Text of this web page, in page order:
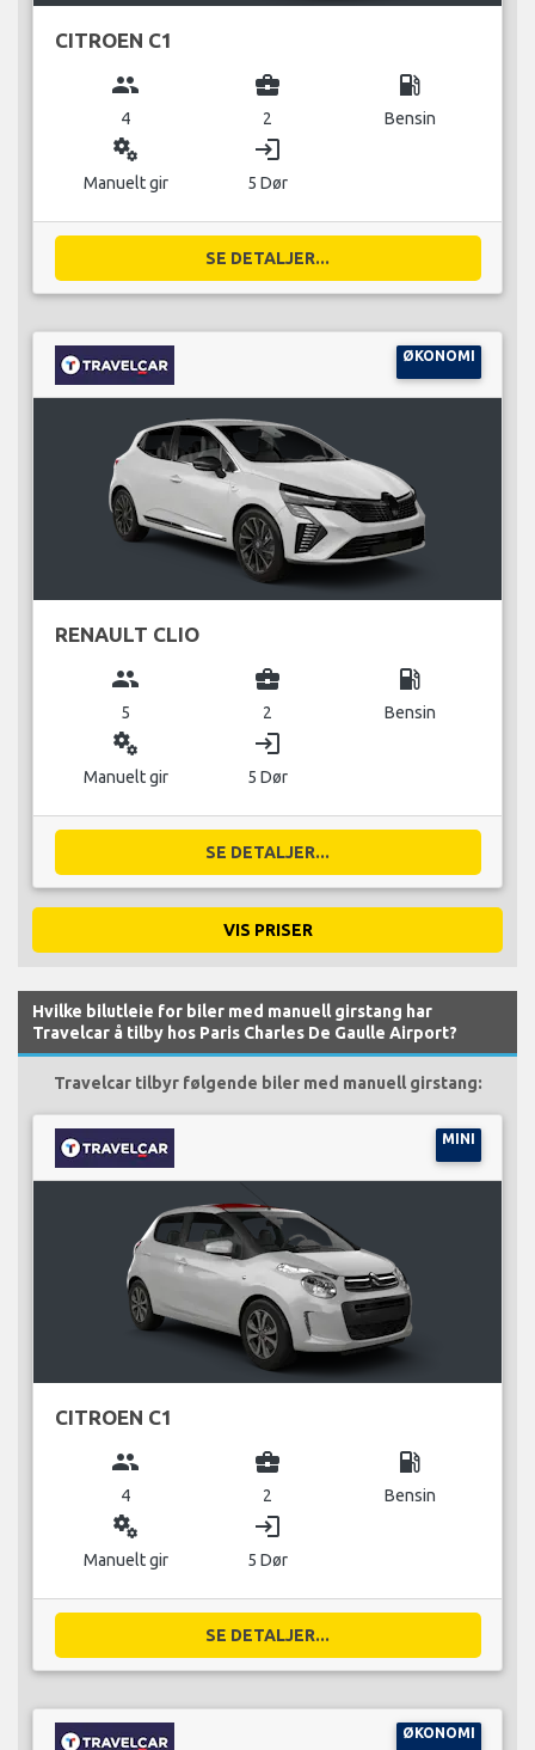
CITROEN C1
group
4
business_center
2
local_gas_station
Bensin
miscellaneous_services
Manuelt gir
login
5 Dør
SE DETALJER...
ØKONOMI
RENAULT CLIO
group
5
business_center
2
local_gas_station
Bensin
miscellaneous_services
Manuelt gir
login
5 Dør
SE DETALJER...
VIS PRISER
Hvilke bilutleie for biler med manuell girstang har
Travelcar å tilby hos Paris Charles De Gaulle Airport?
Travelcar tilbyr følgende biler med manuell girstang:
MINI
CITROEN C1
group
4
business_center
2
local_gas_station
Bensin
miscellaneous_services
Manuelt gir
login
5 Dør
SE DETALJER...
ØKONOMI